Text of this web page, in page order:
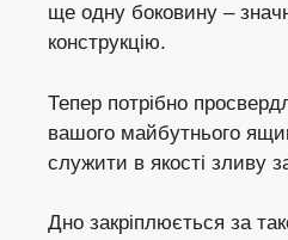
ще одну боковину –
конструкцію.
Тепер потрібно
вашого майбутнього
служити в якості зливу
Дно закріплюється за